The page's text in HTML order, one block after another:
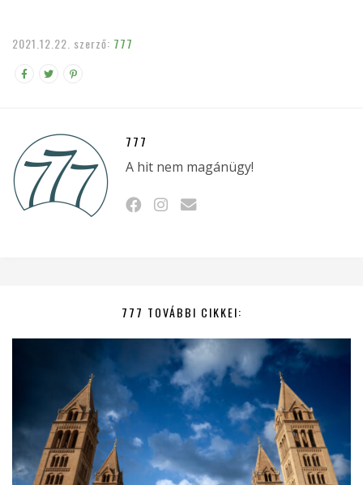
2021.12.22. szerző: 777
777
A hit nem magánügy!
777 TOVÁBBI CIKKEI: